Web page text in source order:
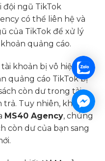
đội ngũ TikTok
có thể liên hệ và
của TikTok để xử lý
quảng cáo.
khoản bị vô hiệu hoá
quảng cáo TikTok bị
còn dư trong tài
trả. Tuy nhiên, khi sử
MS40 Agency, chúng
còn dư của bạn sang